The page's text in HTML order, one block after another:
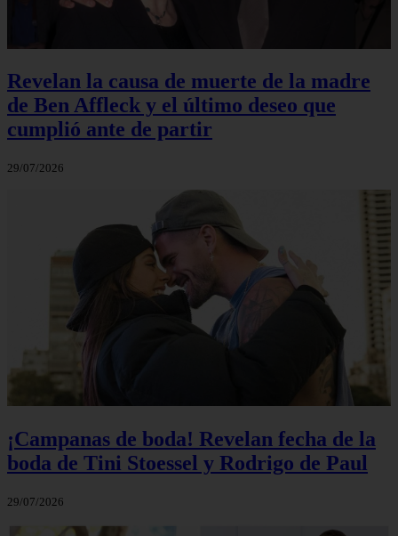
Revelan la causa de muerte de la madre
de Ben Affleck y el último deseo que
cumplió ante de partir
29/07/2026
¡Campanas de boda! Revelan fecha de la
boda de Tini Stoessel y Rodrigo de Paul
29/07/2026